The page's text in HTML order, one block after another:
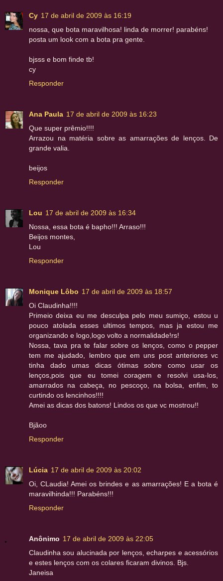
Cy 17 de abril de 2009 às 16:19
nossa, que bota maravilhosa! linda de morrer! parabéns!
posta um look com a bota pra gente.
bjsss e bom finde tb!
cy
Responder
Ana Paula 17 de abril de 2009 às 16:23
Que super prêmio!!!!
Arrazou na matéria sobre as amarrações de lenços. De
grande valia.
beijos
Responder
Lou 17 de abril de 2009 às 16:34
Nossa, essa bota é bapho!!! Arraso!!!
Beijos montes,
Lou
Responder
Monique Lôbo 17 de abril de 2009 às 18:57
Oi Claudinha!!!!
Primeio deixa eu me desculpa pelo meu sumiço, estou u
pouco atolada esses ultimos tempos, mas ja estou me
organizando e logo,logo volto a normalidade!rs!
Nossa, tava pra te falar sobre os lenços, como o pepper
tem me ajudado, lembro que em uns post anteriores vc
tinha dado umas dicas ótimas sobre como usar os
lenços,pois que eu tomei coragem e resolvi usa-los,
amarrados na cabeça, no pescoço, na bolsa, enfim, to
curtindo os lencinhos!!!!
Amei as dicas dos batons! Lindos os que vc mostrou!!
Bjãoo
Responder
Lúcia 17 de abril de 2009 às 20:02
Oi, CLaudia! Amei os brindes e as amarrações! E a bota é
maravilhinda!!! Parabéns!!!
Responder
Anônimo 17 de abril de 2009 às 22:05
Claudinha sou alucinada por lenços, echarpes e acessórios
e estes lenços com os colares ficaram divinos. Bjs.
Janeisa